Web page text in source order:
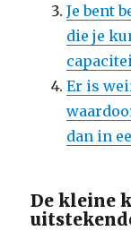
Je bent
die je
Er is
dan in
De kleine